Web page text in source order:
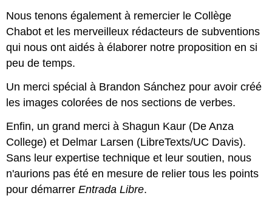
Nous tenons également à remercier le Collège
Chabot et les merveilleux rédacteurs de subventions
qui nous ont aidés à élaborer notre proposition en si
peu de temps.
Un merci spécial à Brandon Sánchez pour avoir créé
les images colorées de nos sections de verbes.
Enfin, un grand merci à Shagun Kaur (De Anza
College) et Delmar Larsen (LibreTexts/UC Davis).
Sans leur expertise technique et leur soutien, nous
n'aurions pas été en mesure de relier tous les points
pour démarrerEntrada Libre.